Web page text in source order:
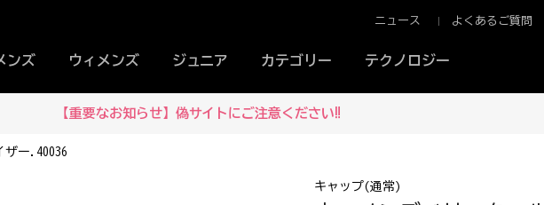
ンズ ウィメンズ ジュニア カテゴリー テクノロジー
ニュース よくあるご質問
【重要なお知らせ】偽サイトにご注意ください‼
ザー.40036
キャップ(通常)